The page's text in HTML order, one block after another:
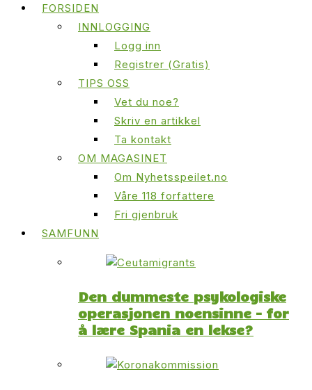
FORSIDEN
INNLOGGING
Logg inn
Registrer (Gratis)
TIPS OSS
Vet du noe?
Skriv en artikkel
Ta kontakt
OM MAGASINET
Om Nyhetsspeilet.no
Våre 118 forfattere
Fri gjenbruk
SAMFUNN
Den dummeste psykologiske
operasjonen noensinne – for
å lære Spania en lekse?